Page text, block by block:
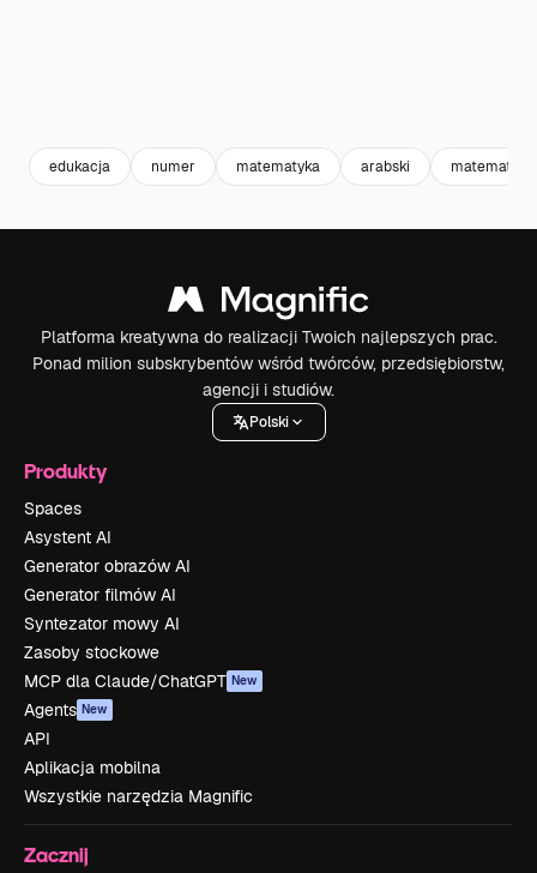
edukacja numer matematyka arabski matematyka
Platforma kreatywna do realizacji Twoich najlepszych prac.
Ponad milion subskrybentów wśród twórców, przedsiębiorstw,
agencji i studiów.
Polski
Produkty
Spaces
Asystent AI
Generator obrazów AI
Generator filmów AI
Syntezator mowy AI
Zasoby stockowe
MCP dla Claude/ChatGPT New
Agents New
API
Aplikacja mobilna
Wszystkie narzędzia Magnific
Zacznij